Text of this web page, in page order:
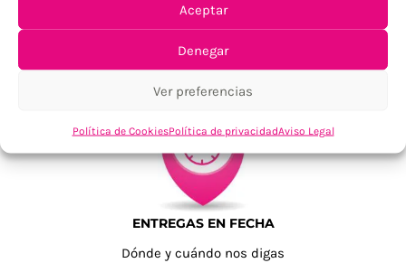
Aceptar
Denegar
Ver preferencias
Política de CookiesPolítica de privacidadAviso Legal
Tu confianza, nuestro objetivo
ENTREGAS EN FECHA
Dónde y cuándo nos digas